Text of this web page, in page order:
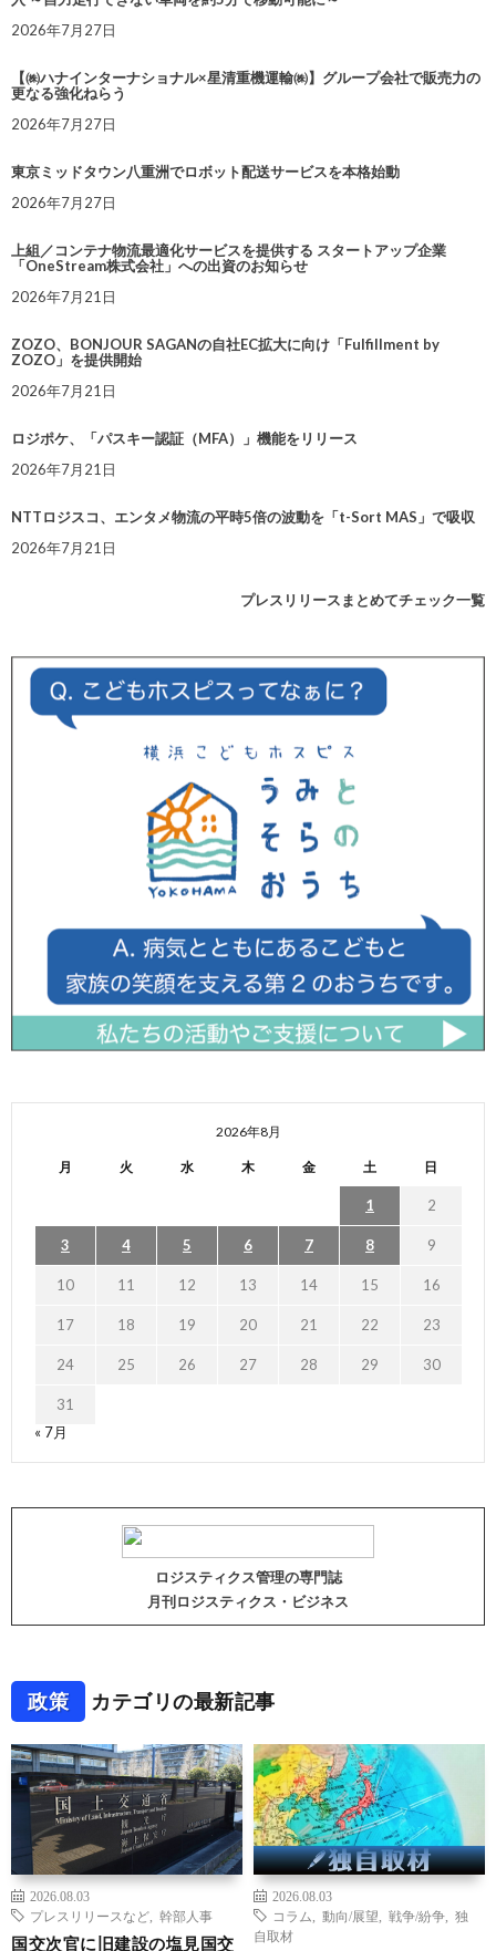
2026年7月27日
【㈱ハナインターナショナル×星清重機運輸㈱】グループ会社で販売力の
更なる強化ねらう
2026年7月27日
東京ミッドタウン八重洲でロボット配送サービスを本格始動
2026年7月27日
上組／コンテナ物流最適化サービスを提供する スタートアップ企業
「OneStream株式会社」への出資のお知らせ
2026年7月21日
ZOZO、BONJOUR SAGANの自社EC拡大に向け「Fulfillment by
ZOZO」を提供開始
2026年7月21日
ロジポケ、「パスキー認証（MFA）」機能をリリース
2026年7月21日
NTTロジスコ、エンタメ物流の平時5倍の波動を「t-Sort MAS」で吸収
2026年7月21日
プレスリリースまとめてチェック一覧
2026年8月
月 火 水 木 金 土 日
1 2
3 4 5 6 7 8 9
10 11 12 13 14 15 16
17 18 19 20 21 22 23
24 25 26 27 28 29 30
31
« 7月
ロジスティクス管理の専門誌
月刊ロジスティクス・ビジネス
政策 カテゴリの最新記事
2026.08.03
プレスリリースなど
幹部人事
国交次官に旧建設の塩見国交
2026.08.03
コラム
動向/展望 戦争/紛争
独
自取材